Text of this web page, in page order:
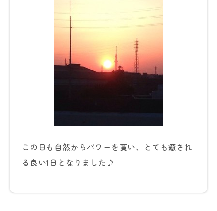
この日も自然からパワーを貰い、とても癒され
る良い1日となりました♪